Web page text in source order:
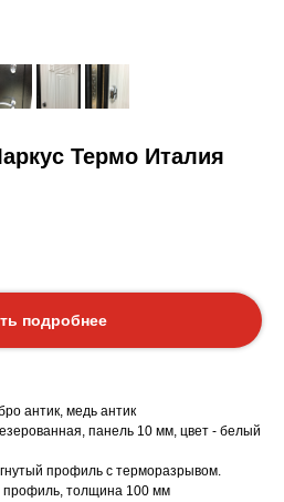
Термо Италия
подробнее
антик, медь антик
панель 10 мм, цвет - белый
профиль с терморазрывом.
профиль, толщина 100 мм